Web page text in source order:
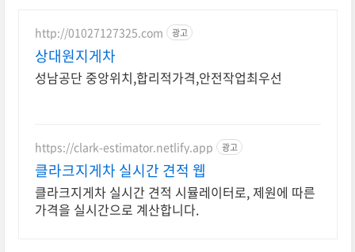
http://01027127325.com 광고
상대원지게차
성남공단 중앙위치,합리적가격,안전작업최우선
https://clark-estimator.netlify.app 광고
클라크지게차 실시간 견적 웹
클라크지게차 실시간 견적 시뮬레이터로, 제원에 따른
가격을 실시간으로 계산합니다.